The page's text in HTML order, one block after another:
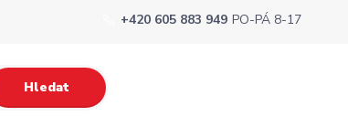
Hledat
+420 605 883 949 PO-PÁ 8-17